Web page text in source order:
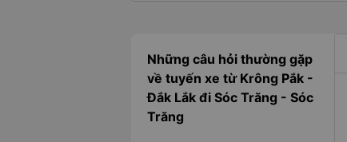
Những câu hỏi thường gặp
về tuyến xe từ Krông Pắk -
Đắk Lắk đi Sóc Trăng - Sóc
Trăng